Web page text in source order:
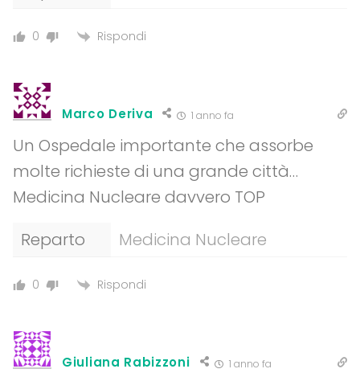
0 Rispondi
Marco Deriva 1 anno fa
Un Ospedale importante che assorbe
molte richieste di una grande città…
Medicina Nucleare davvero TOP
Reparto
Medicina Nucleare
0 Rispondi
Giuliana Rabizzoni 1 anno fa